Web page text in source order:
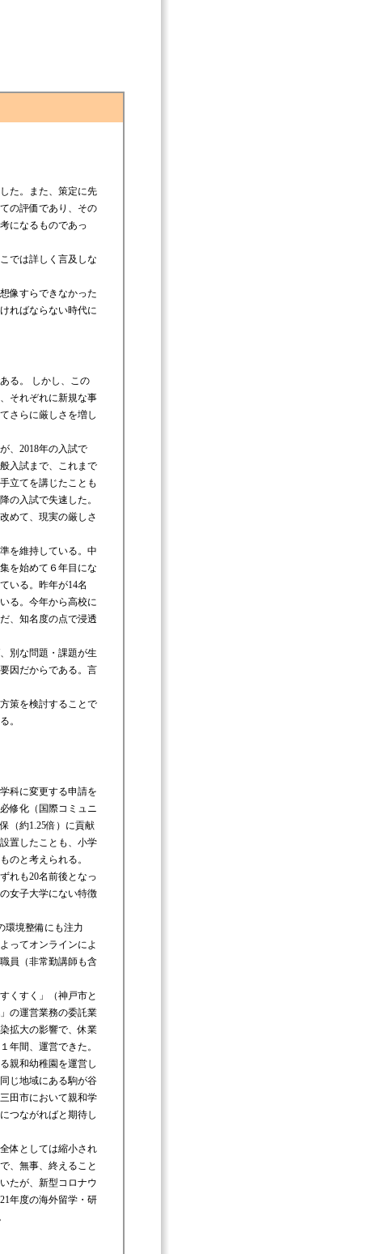
た。また、策定に先
の評価であり、その
になるものであっ
では詳しく言及しな
像すらできなかった
ればならない時代に
る。 しかし、この
それぞれに新規な事
さらに厳しさを増し
、2018年の入試で
入試まで、これまで
立てを講じたことも
の入試で失速した。
めて、現実の厳しさ
を維持している。中
を始めて６年目にな
いる。昨年が14名
る。今年から高校に
、知名度の点で浸透
別な問題・課題が生
因だからである。言
策を検討することで
。
科に変更する申請を
修化（国際コミュニ
（約1.25倍）に貢献
置したことも、小学
のと考えられる。
れも20名前後となっ
女子大学にない特徴
環境整備にも注力
ってオンラインによ
員（非常勤講師も含
くすく」（神戸市と
の運営業務の委託業
拡大の影響で、休業
年間、運営できた。
親和幼稚園を運営し
じ地域にある駒が谷
田市において親和学
つながればと期待し
体としては縮小され
、無事、終えること
たが、新型コロナウ
年度の海外留学・研